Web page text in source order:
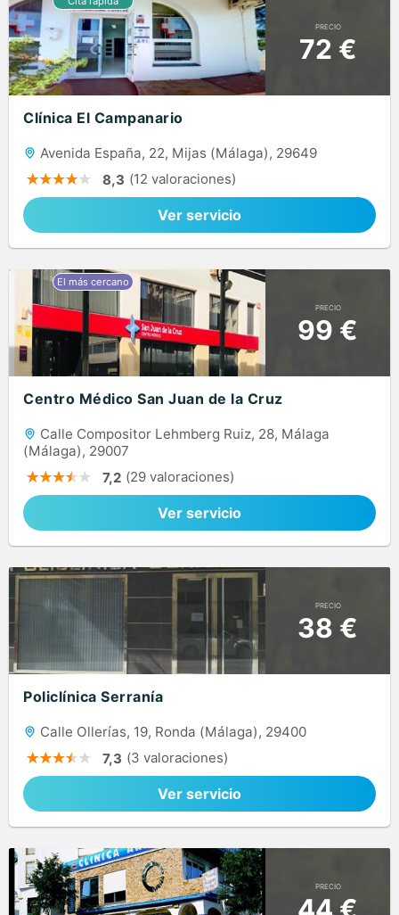
PRECIO
72 €
Clínica El Campanario
Avenida España, 22, Mijas (Málaga), 29649
8,3 (12 valoraciones)
Ver servicio
PRECIO
99 €
Centro Médico San Juan de la Cruz
Calle Compositor Lehmberg Ruiz, 28, Málaga
(Málaga), 29007
7,2 (29 valoraciones)
Ver servicio
PRECIO
38 €
Policlínica Serranía
Calle Ollerías, 19, Ronda (Málaga), 29400
7,3 (3 valoraciones)
Ver servicio
PRECIO
44 €